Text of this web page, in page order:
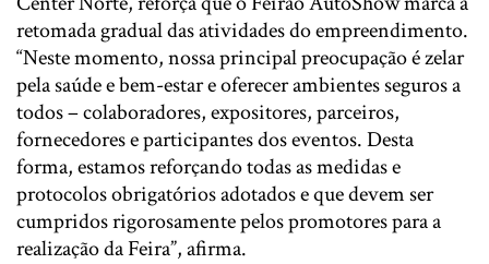
retomada gradual das atividades do empreendimento.
“Neste momento, nossa principal preocupação é zelar
pela saúde e bem-estar e oferecer ambientes seguros a
todos – colaboradores, expositores, parceiros,
fornecedores e participantes dos eventos. Desta
forma, estamos reforçando todas as medidas e
protocolos obrigatórios adotados e que devem ser
cumpridos rigorosamente pelos promotores para a
realização da Feira”, afirma.